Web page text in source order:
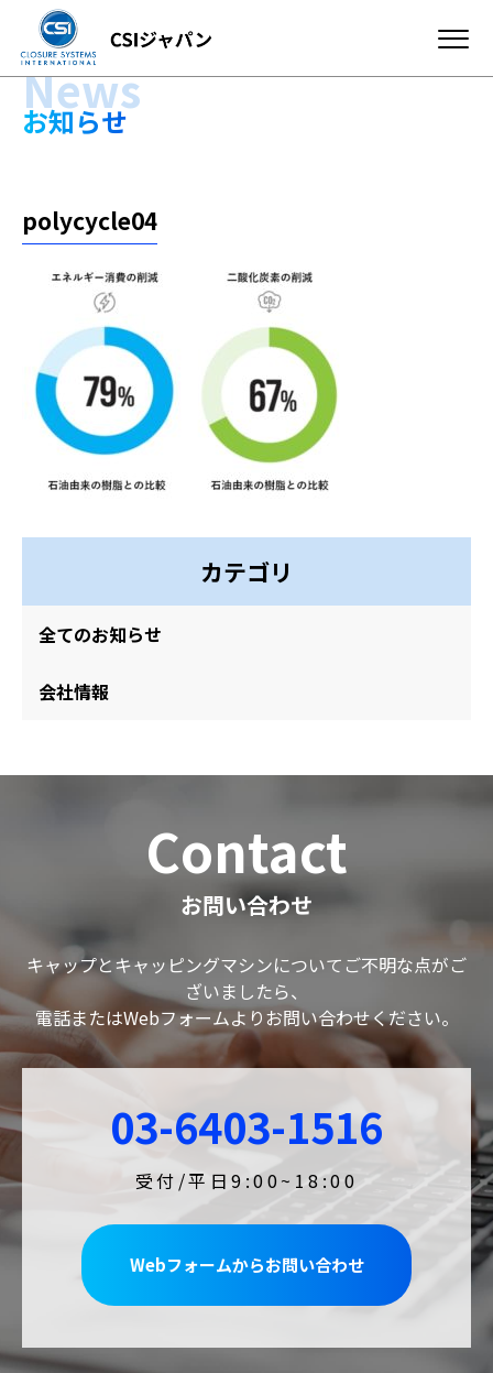
News
お知らせ
polycycle04
カテゴリ
全てのお知らせ
会社情報
Contact
お問い合わせ
キャップとキャッピングマシンについてご不明な点がご
ざいましたら、
電話またはWebフォームよりお問い合わせください。
03-6403-1516
受付/平日9:00~18:00
Webフォームからお問い合わせ